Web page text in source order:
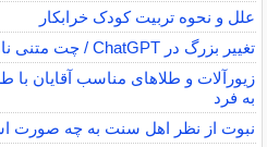
علل و نحوه تربیت کودک خرابکار
تغییر بزرگ در ChatGPT / چت متنی نامحدود و رایگان
زیورآلات و طلاهای مناسب آقایان
به فرد
نبوت از نظر اهل سنت به چه صورت